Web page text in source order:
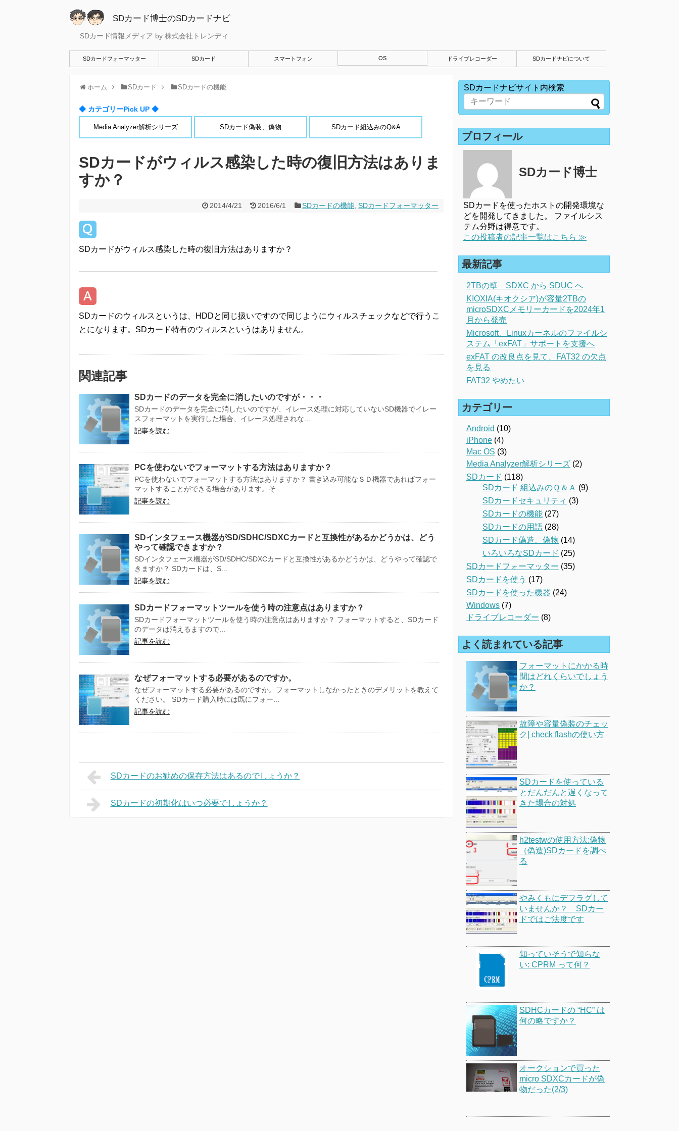
SDカード博士のSDカードナビ
SDカード情報メディア by 株式会社トレンディ
SDカードフォーマッター SDカード スマートフォン OS ドライブレコーダー SDカードナビについて
ホーム SDカード SDカードの機能
◆ カテゴリーPick UP ◆
Media Analyzer解析シリーズ SDカード偽装、偽物 SDカード組込みのQ&A
SDカードがウィルス感染した時の復旧方法はありま
すか？
2014/4/21 2016/6/1 SDカードの機能 ,SDカードフォーマッター
SDカードがウィルス感染した時の復旧方法はありますか？
SDカードのウィルスというは、HDDと同じ扱いですので同じようにウィルスチェックなどで行うこ
とになります。SDカード特有のウィルスというはありません。
関連記事
SDカードのデータを完全に消したいのですが・・・
SDカードのデータを完全に消したいのですが、イレース処理に対応していないSD機器でイレー
スフォーマットを実行した場合、イレース処理されな...
記事を読む
PCを使わないでフォーマットする方法はありますか？
PCを使わないでフォーマットする方法はありますか？ 書き込み可能なＳＤ機器であればフォー
マットすることができる場合があります。そ...
記事を読む
SDインタフェース機器がSD/SDHC/SDXCカードと互換性があるかどうかは、どう
やって確認できますか？
SDインタフェース機器がSD/SDHC/SDXCカードと互換性があるかどうかは、どうやって確認で
きますか？ SDカードは、S...
記事を読む
SDカードフォーマットツールを使う時の注意点はありますか？
SDカードフォーマットツールを使う時の注意点はありますか？ フォーマットすると、SDカード
のデータは消えるますので...
記事を読む
なぜフォーマットする必要があるのですか。
なぜフォーマットする必要があるのですか。フォーマットしなかったときのデメリットを教えて
ください。 SDカード購入時には既にフォー...
記事を読む
SDカードのお勧めの保存方法はあるのでしょうか？
SDカードの初期化はいつ必要でしょうか？
SDカードナビサイト内検索
プロフィール
SDカード博士
SDカードを使ったホストの開発環境な
どを開発してきました。 ファイルシス
テム分野は得意です。
この投稿者の記事一覧はこちら ≫
最新記事
2TBの壁 SDXC から SDUC へ
KIOXIA(キオクシア)が容量2TBの
microSDXCメモリーカードを2024年1
月から発売
Microsoft、Linuxカーネルのファイルシ
ステム「exFAT」サポートを支援へ
exFAT の改良点を見て、FAT32 の欠点
を見る
FAT32 やめたい
カテゴリー
Android (10)
iPhone (4)
Mac OS (3)
Media Analyzer解析シリーズ (2)
SDカード (118)
SDカード 組込みのＱ＆Ａ (9)
SDカードセキュリティ (3)
SDカードの機能 (27)
SDカードの用語 (28)
SDカード偽造、偽物 (14)
いろいろなSDカード (25)
SDカードフォーマッター (35)
SDカードを使う (17)
SDカードを使った機器 (24)
Windows (7)
ドライブレコーダー (8)
よく読まれている記事
フォーマットにかかる時
間はどれくらいでしょう
か？
故障や容量偽装のチェッ
ク| check flashの使い方
SDカードを使っている
とだんだんと遅くなって
きた場合の対処
h2testwの使用方法:偽物
（偽造)SDカードを調べ
る
やみくもにデフラグして
いませんか？ SDカー
ドではご法度です
知っていそうで知らな
い: CPRM って何？
SDHCカードの “HC” は
何の略ですか？
オークションで買った
micro SDXCカードが偽
物だった(2/3)